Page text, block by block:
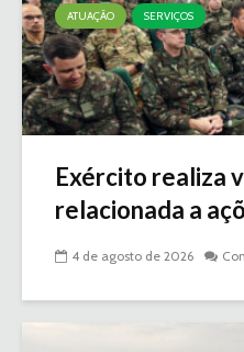
ATUAÇÃO SERVIÇOS
Exército realiza
relacionada a
4 de agosto de 2026